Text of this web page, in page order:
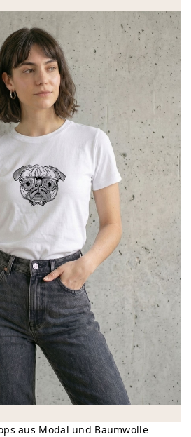
aus Modal und Baumwolle